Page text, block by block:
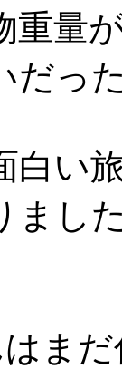
重量
だっ
白い
まし
ま